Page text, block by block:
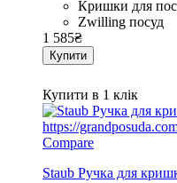
Кришки для
Zwilling посуд
1 585₴
Купити
Купити в 1 клік
Compare
Staub Ручка для